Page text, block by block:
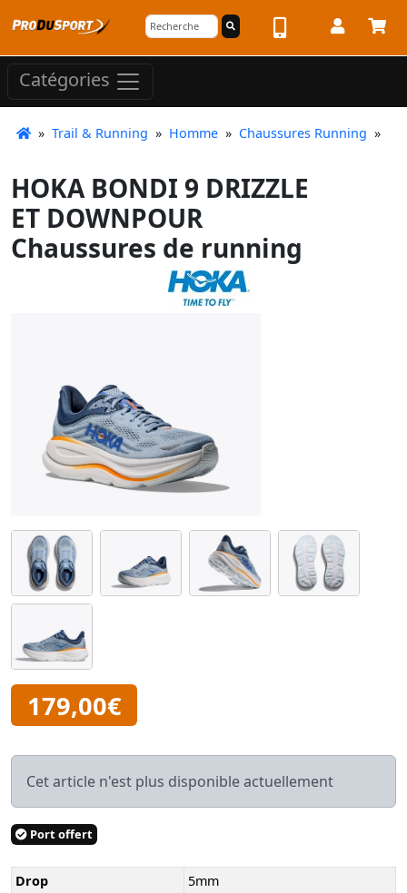
Catégories
» Trail & Running » Homme » Chaussures Running »
HOKA BONDI 9 DRIZZLE
ET DOWNPOUR
Chaussures de running
179,00€
Cet article n'est plus disponible actuellement
Port offert
Drop
5mm